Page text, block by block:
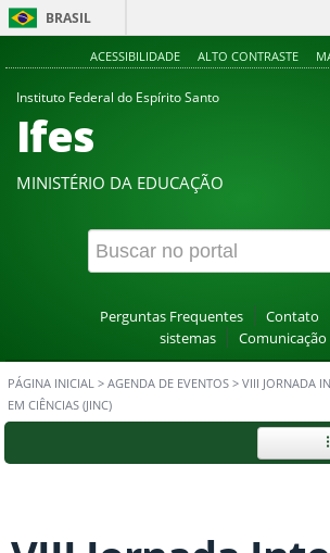
BRASIL
ACESSIBILIDADE ALTO CONTRASTE
Instituto Federal do Espírito Santo
Ifes
MINISTÉRIO DA EDUCAÇÃO
Perguntas Frequentes Contato
sistemas
Comunicação
PÁGINA INICIAL > AGENDA DE EVENTOS > VIII JORNADA
EM CIÊNCIAS (JINC)